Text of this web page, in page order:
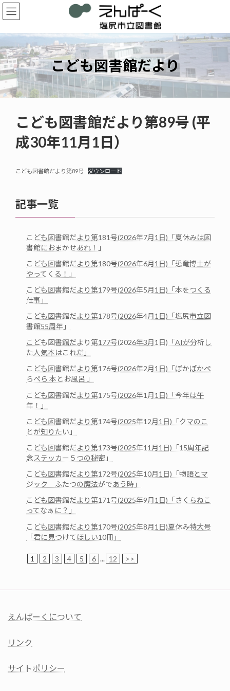
コ
ン
ン
ツ
へ
ス
キ
ッ
プ
ナ
ビ
ー
シ
ョ
ン
に
移
動
こども図書館だより
こども図書館だより第89号 (平
成30年11月1日）
こども図書館だより第89号 ダウンロード
記事一覧
こども図書館だより第181号(2026年7月1日)「夏休みは図
書館におまかせあれ！」
こども図書館だより第180号(2026年6月1日)「恐竜博士が
やってくる！」
こども図書館だより第179号(2026年5月1日)「本をつくる
仕事」
こども図書館だより第178号(2026年4月1日)「塩尻市立図
書館55周年」
こども図書館だより第177号(2026年3月1日)「AIが分析し
た人気本はこれだ」
こども図書館だより第176号(2026年2月1日)「ぽかぽかぺ
らぺら 本とお風呂 」
こども図書館だより第175号(2026年1月1日)「今年は午
年！」
こども図書館だより第174号(2025年12月1日)「クマのこ
とが知りたい」
こども図書館だより第173号(2025年11月1日)「15周年記
念ステッカー５つの秘密」
こども図書館だより第172号(2025年10月1日)「物語とマ
ジック ふたつの魔法がであう時」
こども図書館だより第171号(2025年9月1日)「さくらねこ
ってなぁに？」
こども図書館だより第170号(2025年8月1日)夏休み特大号
「君に見つけてほしい10冊」
1 2 3 4 5 6 ... 12 >>
えんぱーくについて
リンク
サイトポリシー